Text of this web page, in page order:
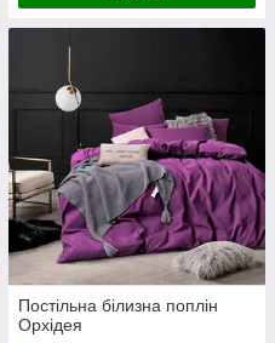
Постільна білизна поплін
Орхідея